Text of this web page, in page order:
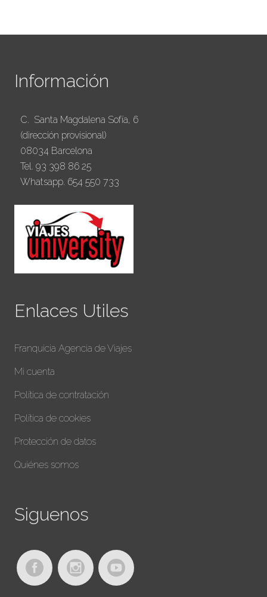
Información
C. Santa Magdalena Sofía, 6
(dirección provisional)
08034 Barcelona
Tel. 93 398 86 25
Whatsapp. 654 550 733
Enlaces Utiles
Franquicia Agencia de Viajes
Mi cuenta
Política de contratación
Política de cookies
Protección de datos
Quiénes somos
Siguenos